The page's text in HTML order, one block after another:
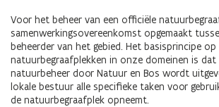
Voor het beheer van een officiële
samenwerkingsovereenkomst opgemaakt
beheerder van het gebied. Het basisprincipe op
natuurbegraafplekken in onze domeinen is dat
natuurbeheer door Natuur en Bos wordt
lokale bestuur alle specifieke taken voor
de natuurbegraafplek opneemt.